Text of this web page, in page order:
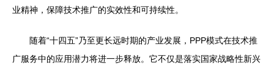
业精神，保障技术推广的实效性和可持续性。
随着“十四五”乃至更长远时期的产业发展，PPP模式在技术推
广服务中的应用潜力将进一步释放。它不仅是落实国家战略性新兴